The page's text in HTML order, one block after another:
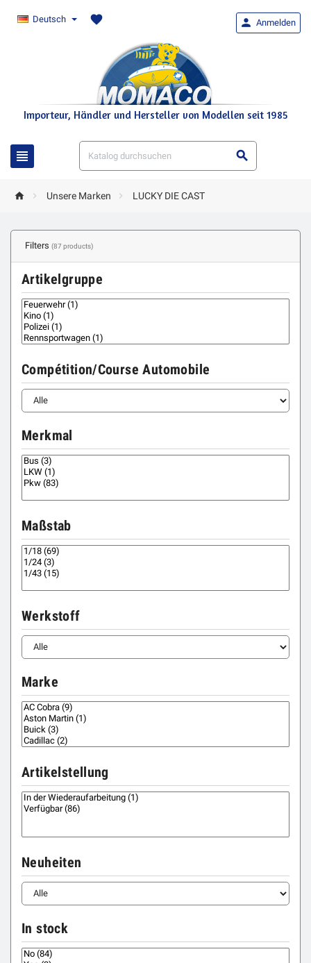
Deutsch favorite
Importeur, Händler und Hersteller von Modellen seit 1985
 
 Anmelden
  Unsere Marken  LUCKY DIE CAST
Filters (87 products)
Artikelgruppe
Compétition/Course Automobile
Merkmal
Maßstab
Werkstoff
Marke
Artikelstellung
Neuheiten
In stock